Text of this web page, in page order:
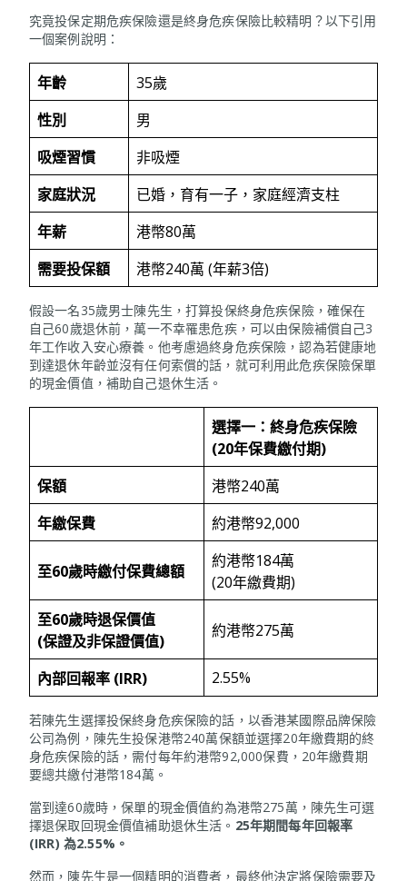
究竟投保定期危疾保險還是終身危疾保險比較精明？以下引用
一個案例說明：
年齡
35歲
性別
男
吸煙習慣
非吸煙
家庭狀況
已婚，育有一子，家庭經濟支柱
年薪
港幣80萬
需要投保額
港幣240萬 (年薪3倍)
假設一名35歲男士陳先生，打算投保終身危疾保險，確保在
自己60歲退休前，萬一不幸罹患危疾，可以由保險補償自己3
年工作收入安心療養。他考慮過終身危疾保險，認為若健康地
到達退休年齡並沒有任何索償的話，就可利用此危疾保險保單
的現金價值，補助自己退休生活。
選擇一：終身危疾保險
(20年保費繳付期)
保額
港幣240萬
年繳保費
約港幣92,000
至60歲時繳付保費總額
約港幣184萬
(20年繳費期)
至60歲時退保價值
(保證及非保證價值)
約港幣275萬
內部回報率 (IRR) 2.55%
若陳先生選擇投保終身危疾保險的話，以香港某國際品牌保險
公司為例，陳先生投保港幣240萬保額並選擇20年繳費期的終
身危疾保險的話，需付每年約港幣92,000保費，20年繳費期
要總共繳付港幣184萬。
當到達60歲時，保單的現金價值約為港幣275萬，陳先生可選
擇退保取回現金價值補助退休生活。 25年期間每年回報率
(IRR) 為2.55%。
然而，陳先生是一個精明的消費者，最終他決定將保險需要及